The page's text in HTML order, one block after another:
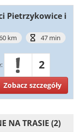
Pietrzykowice i
km 47 min
2
Zobacz szczegóły
NA TRASIE (2)